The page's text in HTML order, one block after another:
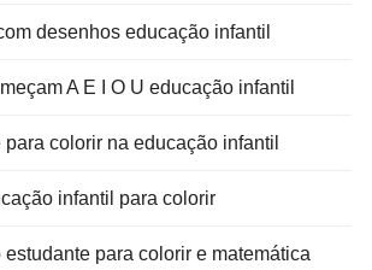
desenhos educação infantil
A E I O U educação infantil
colorir na educação infantil
infantil para colorir
para colorir e matemática